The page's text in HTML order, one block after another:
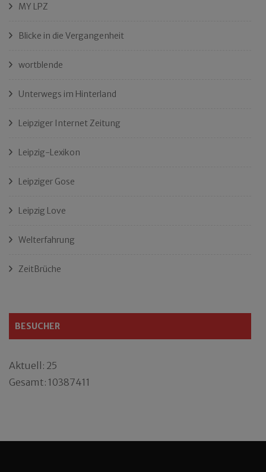
MY LPZ
Blicke in die Vergangenheit
wortblende
Unterwegs im Hinterland
Leipziger Internet Zeitung
Leipzig-Lexikon
Leipziger Gose
Leipzig Love
Welterfahrung
ZeitBrüche
BESUCHER
Aktuell: 25
Gesamt: 10387411